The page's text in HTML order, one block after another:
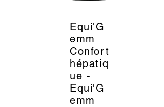
Equi'G
emm
Confort
hépatiq
ue -
Equi'G
emm
_